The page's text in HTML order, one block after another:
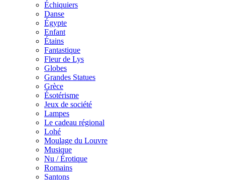
Échiquiers
Danse
Égypte
Enfant
Étains
Fantastique
Fleur de Lys
Globes
Grandes Statues
Grèce
Ésotérisme
Jeux de société
Lampes
Le cadeau régional
Lohé
Moulage du Louvre
Musique
Nu / Érotique
Romains
Santons